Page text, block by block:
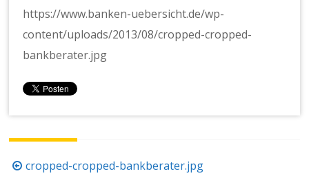
https://www.banken-uebersicht.de/wp-
content/uploads/2013/08/cropped-cropped-
bankberater.jpg
Beitragsnavigation
cropped-cropped-bankberater.jpg